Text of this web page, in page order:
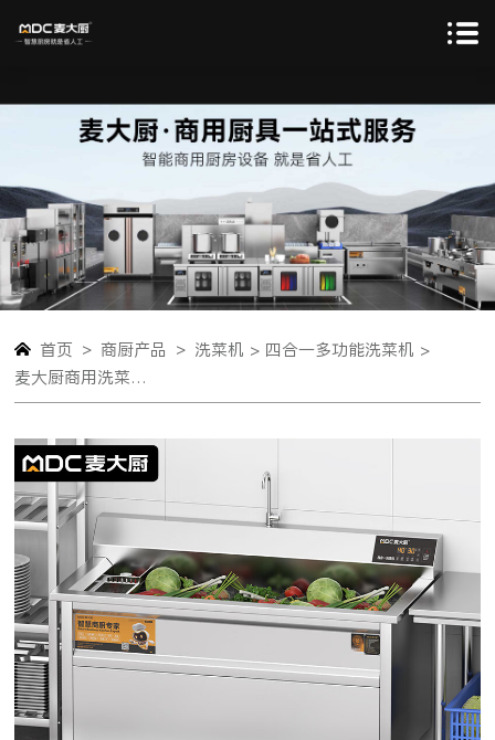
首页 > 商厨产品 > 洗菜机 > 四合一多功能洗菜机 >
麦大厨商用洗菜机1.5米四合一多功能(气泡、冲浪、臭氧、加热)洗菜机